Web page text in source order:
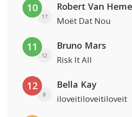
10
17
Robert Van
Moët Dat Nou
11
12
Bruno Mars
Risk It All
12
8
Bella Kay
iloveitiloveitiloveit